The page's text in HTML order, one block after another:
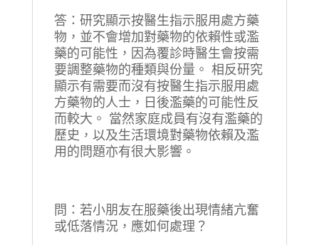
答：研究顯示按醫生指示服用處方藥
物，並不會增加對藥物的依賴性或濫
藥的可能性，因為覆診時醫生會按需
要調整藥物的種類與份量。 相反研究
顯示有需要而沒有按醫生指示服用處
方藥物的人士，日後濫藥的可能性反
而較大。 當然家庭成員有沒有濫藥的
歷史，以及生活環境對藥物依賴及濫
用的問題亦有很大影響。
問：若小朋友在服藥後出現情緒亢奮
或低落情況，應如何處理？